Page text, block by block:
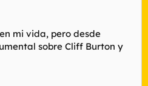
mi vida, pero desde
sobre Cliff Burton y